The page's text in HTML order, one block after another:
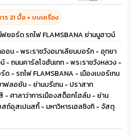
ร 21 มื้อ + บนเครื่อง
ยอร์ด รถไฟ FLAMSBANA ย่านนูฮาวน์
อน - พระราชวังอมาเลียนบอร์ก - อุทยา
- ถนนคาร์ลโจฮันเกท - พระราชวังหลวง -
- รถไฟ FLAMSBANA - เมืองเบอร์เกน
ฟลอยัน - ย่านบรีเกน - ปราสาท
- ศาลาว่าการเมืองสต็อกโฮล์ม - ย่าน
สถ์อุสเปนสกี้ - มหาวิหารเฮลซิงกิ - จัสตุ